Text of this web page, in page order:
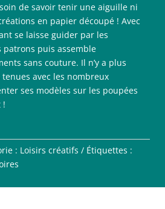
de savoir tenir une aiguille ni
en papier découpé ! Avec
se laisse guider par les
puis assemble
sans couture. Il n’y a plus
tenues avec les nombreux
ses modèles sur les poupées
!
: Loisirs créatifs
Étiquettes :